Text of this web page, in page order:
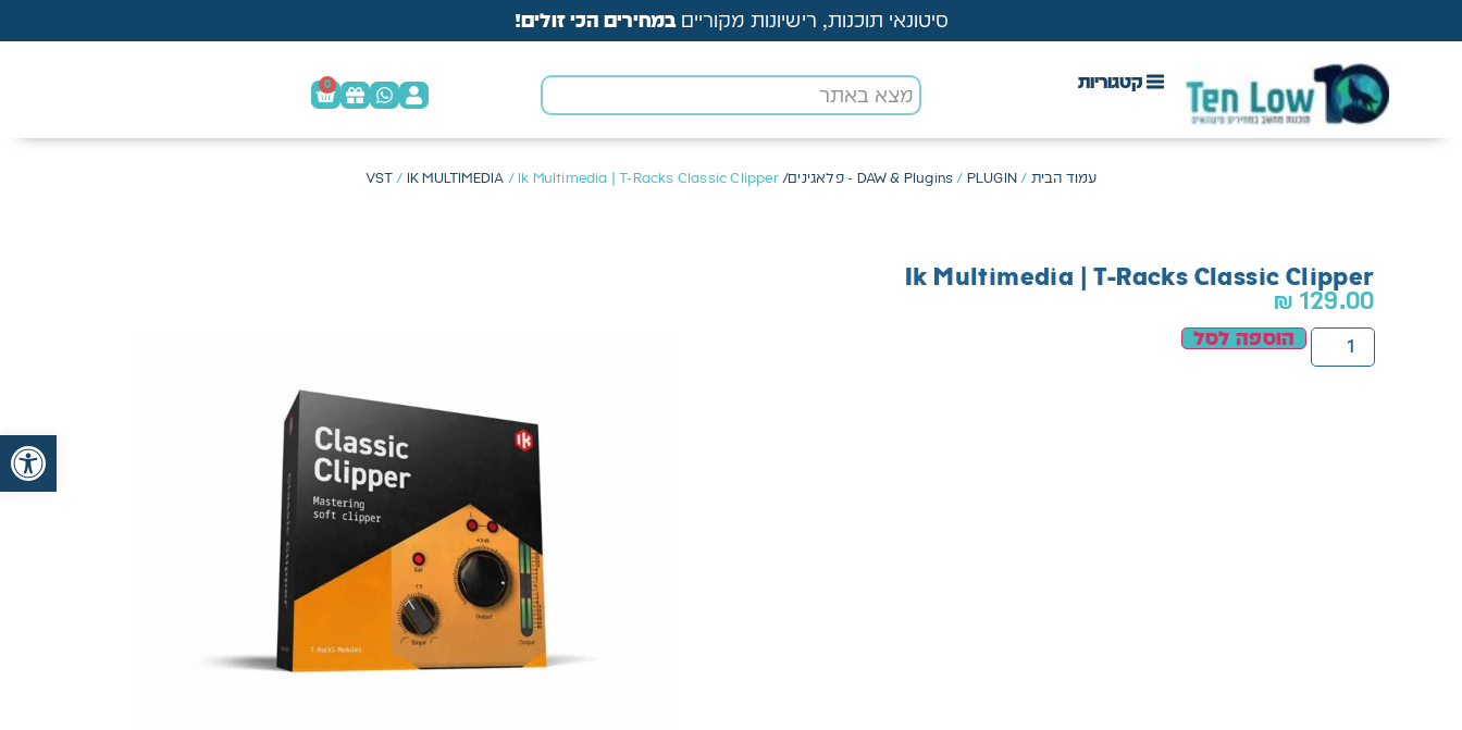
סיטונאי תוכנות, רישיונות מקורייםבמחירים הכי זולים!
0
עמוד הבית /
DAW & Plugins/ PLUGIN - פלאגינים/ VST / IK MULTIMEDIA / Ik Multimedia | T-Racks Classic Clipper
Ik Multimedia | T-Racks Classic Clipper
₪ 129.00
הוספה לסל